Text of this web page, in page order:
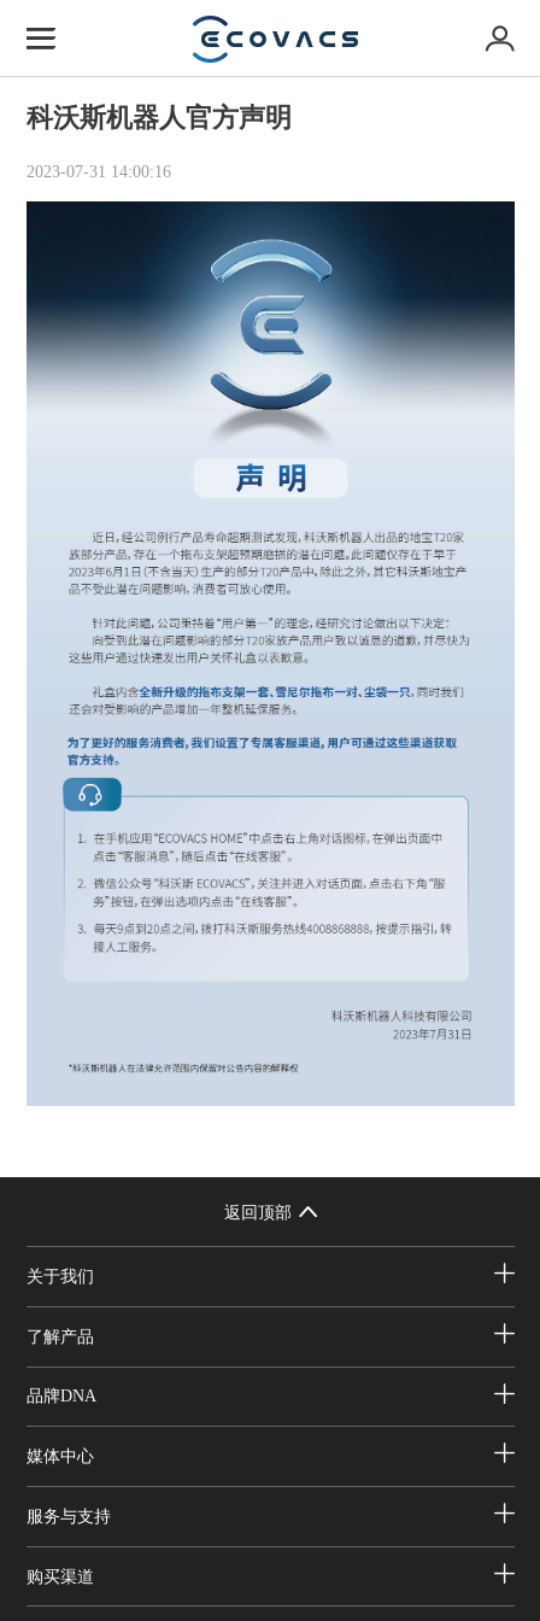
科沃斯机器人官方声明
2023-07-31 14:00:16
返回顶部
关于我们
了解产品
品牌DNA
媒体中心
服务与支持
购买渠道